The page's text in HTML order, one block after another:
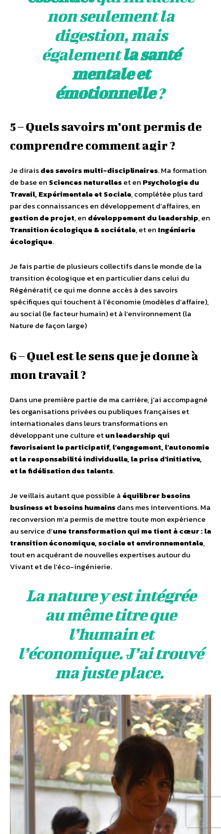
non seulement la
digestion, mais
égalementla santé
mentale et
émotionnelle?
5 – Quels savoirs m’ont permis de
comprendre comment agir ?
Je diraisdes savoirs multi-disciplinaires. Ma formation
de base en Sciences naturelleset en Psychologie du
Travail, Expérimentale et Sociale, complétée plus tard
par des connaissances en développement d’affaires, en
gestion de projet, en développement du leadership, en
Transition écologique & sociétale, et en Ingénierie
écologique.
Je fais partie de plusieurs collectifs dans le monde de la
transition écologique et en particulier dans celui du
Régénératif, ce qui me donne accès à des savoirs
spécifiques qui touchent à l’économie (modèles d’affaire),
au social (le facteur humain) et à l’environnement (la
Nature de façon large)
6 – Quel est le sens que je donne à
mon travail ?
Dans une première partie de ma carrière, j’ai accompagné
les organisations privées ou publiques françaises et
internationales dans leurs transformations en
développant une culture etun leadership qui
favorisaient le participatif, l’engagement, l’autonomie
et la responsabilité individuelle, la prise d’initiative,
et la fidélisation des talents.
Je veillais autant que possible à équilibrer besoins
business et besoins humainsdans mes interventions. Ma
reconversion m’a permis de mettre toute mon expérience
au service d’une transformation qui me tient à cœur : la
transition économique, sociale et environnementale,
tout en acquérant de nouvelles expertises autour du
Vivant et de l’éco-ingénierie.
La nature y est intégrée
au même titre que
l’humain et
l’économique. J’ai trouvé
ma juste place.